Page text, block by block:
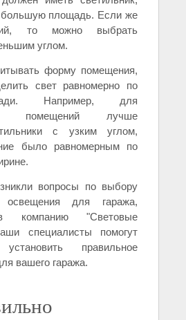
большую площадь. Если же
то можно выбрать
углом.
форму помещения,
свет равномерно по
Например, для
помещений лучше
с узким углом,
было равномерным по
вопросы по выбору
освещения для гаража,
компанию "Световые
специалисты помогут
правильное
вашего гаража.